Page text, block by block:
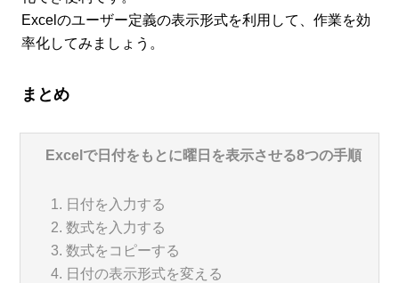
Excelのユーザー定義の表示形式を利用して、作業を効
率化してみましょう。
まとめ
Excelで日付をもとに曜日を表示させる8つの手順
日付を入力する
数式を入力する
数式をコピーする
日付の表示形式を変える